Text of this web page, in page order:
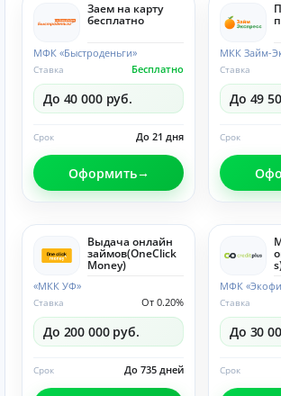
Заем на карту
бесплатно
МФК «Быстроденьги»
Бесплатно
Ставка
До 40 000 руб.
До 21 дня
Срок
Оформить
МКК Займ-
Ставка
До 49
Срок
Выдача онлайн
займов(OneClick
Money)
«МКК УФ»
От 0.20%
Ставка
До 200 000 руб.
До 735 дней
Срок
МФК
Ставка
До 30
Срок